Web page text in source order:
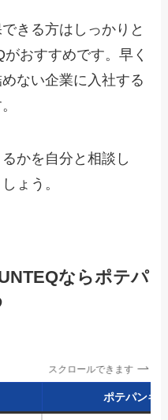
きる方はしっかりと
おすすめです。早く
ない企業に入社する
かを自分と相談し
ょう。
ならポテパ
スクロールできます
ポテパンキ